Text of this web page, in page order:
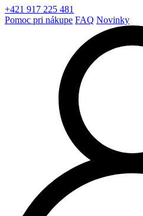
+421 917 225 481
Pomoc pri nákupe FAQ Novinky